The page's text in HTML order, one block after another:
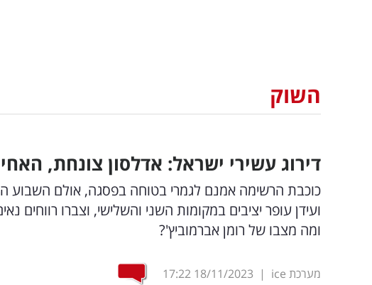
השוק
דירוג עשירי ישראל: אדלסון צונחת,
ועידן עופר יציבים במקומות השני והשלישי, וצברו
ומה מצבו של רומן אברמוביץ'?
מערכת ice |
18/11/2023
17:22